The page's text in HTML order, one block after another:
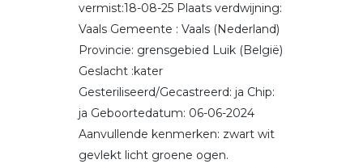
vermist:18-08-25 Plaats verdwijning:
Vaals Gemeente : Vaals (Nederland)
Provincie: grensgebied Luik (België)
Geslacht :kater
Gesteriliseerd/Gecastreerd: ja Chip:
ja Geboortedatum: 06-06-2024
Aanvullende kenmerken: zwart wit
gevlekt licht groene ogen.